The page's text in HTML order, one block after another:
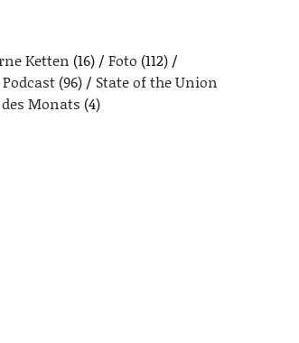
Ketten (16) Foto (112)
Podcast(96)
State of the Union
Monats (4)